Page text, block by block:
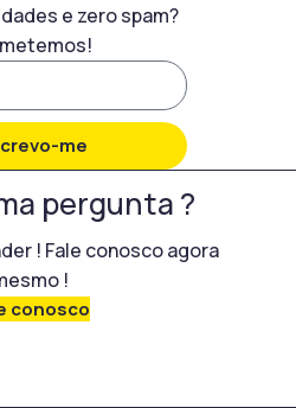
e zero spam?
me
pergunta ?
! Fale conosco agora
!
conosco